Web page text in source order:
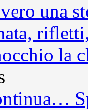
una
la